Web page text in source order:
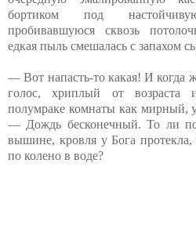
бортиком под
пробивавшуюся сквозь
едкая пыль смешалась с запахом
— Вот напасть-то какая! И когда
голос, хриплый от возраста
полумраке комнаты как мирный,
— Дождь бесконечный. То ли
вышине, кровля у Бога протекла,
по колено в воде?